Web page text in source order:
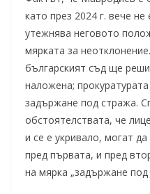
като през 2024 г. вече
утежнява неговото
мярката за
българският съд ще
наложена;
задържане под стража.
обстоятелствата, че
и се е укривало, могат
пред първата, и пред
на мярка „задържане под